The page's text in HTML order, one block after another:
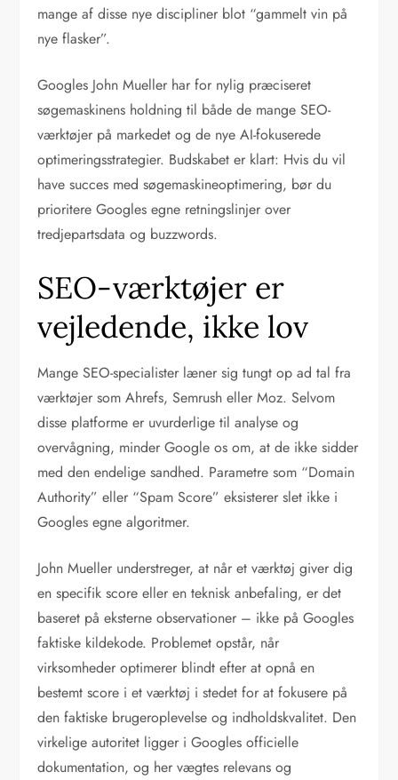
mange af disse nye discipliner blot “gammelt vin på
nye flasker”.
Googles John Mueller har for nylig præciseret
søgemaskinens holdning til både de mange SEO-
værktøjer på markedet og de nye AI-fokuserede
optimeringsstrategier. Budskabet er klart: Hvis du vil
have succes med søgemaskineoptimering, bør du
prioritere Googles egne retningslinjer over
tredjepartsdata og buzzwords.
SEO-værktøjer er
vejledende, ikke lov
Mange SEO-specialister læner sig tungt op ad tal fra
værktøjer som Ahrefs, Semrush eller Moz. Selvom
disse platforme er uvurderlige til analyse og
overvågning, minder Google os om, at de ikke sidder
med den endelige sandhed. Parametre som “Domain
Authority” eller “Spam Score” eksisterer slet ikke i
Googles egne algoritmer.
John Mueller understreger, at når et værktøj giver dig
en specifik score eller en teknisk anbefaling, er det
baseret på eksterne observationer – ikke på Googles
faktiske kildekode. Problemet opstår, når
virksomheder optimerer blindt efter at opnå en
bestemt score i et værktøj i stedet for at fokusere på
den faktiske brugeroplevelse og indholdskvalitet. Den
virkelige autoritet ligger i Googles officielle
dokumentation, og her vægtes relevans og